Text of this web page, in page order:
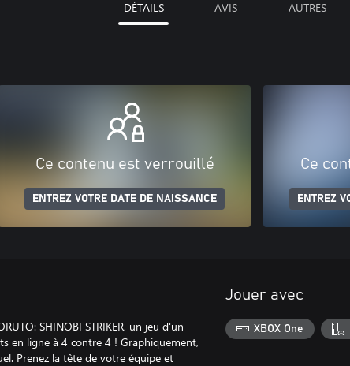
DÉTAILS AVIS AUTRES
Ce contenu est verrouillé
ENTREZ VOTRE DATE DE NAISSANCE
Ce
ENTREZ
SHINOBI STRIKER, un jeu d'un
en ligne à 4 contre 4 ! Graphiquement,
Prenez la tête de votre équipe et
Jouer avec
XBOX One